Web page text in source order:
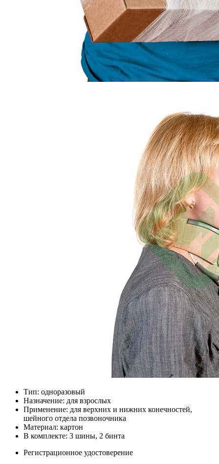
Тип: одноразовый
Назначение: для взрослых
Применение: для верхних и нижних конечностей,
шейного отдела позвоночника
Материал: картон
В комплекте: 3 шины, 2 бинта
Регистрационное удостоверение